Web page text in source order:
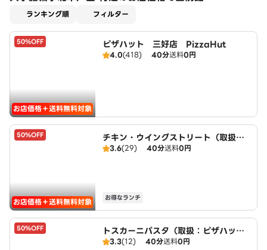
ランキング順 フィルター
50%OFF
お店価格＋送料無料対象
ピザハット 三好店 PizzaHut
4.0(418) 40分送料0円
50%OFF
お店価格＋送料無料対象
チキン・ウイングストリート（取扱：
ピザハット三好店）
3.6(29) 40分送料0円
お得なランチ
50%OFF
トスカーニパスタ（取扱：ピザハット
三好店）
3.3(12) 40分送料0円